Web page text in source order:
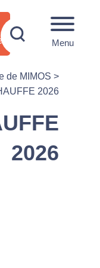
Menu
de MIMOS >
2026
2026